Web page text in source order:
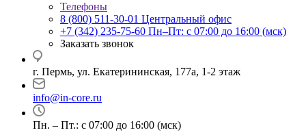
Телефоны
8 (800) 511-30-01 Центральный офис
+7 (342) 235-75-60 Пн–Пт: с 07:00 до 16:00 (мск)
Заказать звонок
г. Пермь, ул. ​Екатерининская, 177а, ​1-2 этаж
info@in-core.ru
Пн. – Пт.: с 07:00 до 16:00 (мск)